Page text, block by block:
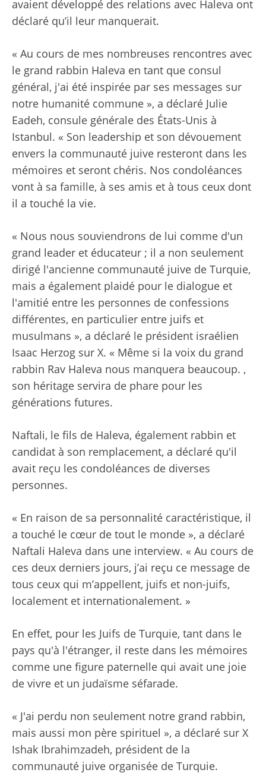
avaient développé des relations avec Haleva ont
déclaré qu’il leur manquerait.
« Au cours de mes nombreuses rencontres avec
le grand rabbin Haleva en tant que consul
général, j'ai été inspirée par ses messages sur
notre humanité commune », a déclaré Julie
Eadeh, consule générale des États-Unis à
Istanbul. « Son leadership et son dévouement
envers la communauté juive resteront dans les
mémoires et seront chéris. Nos condoléances
vont à sa famille, à ses amis et à tous ceux dont
il a touché la vie.
« Nous nous souviendrons de lui comme d'un
grand leader et éducateur ; il a non seulement
dirigé l'ancienne communauté juive de Turquie,
mais a également plaidé pour le dialogue et
l'amitié entre les personnes de confessions
différentes, en particulier entre juifs et
musulmans », a déclaré le président israélien
Isaac Herzog sur X. « Même si la voix du grand
rabbin Rav Haleva nous manquera beaucoup. ,
son héritage servira de phare pour les
générations futures.
Naftali, le fils de Haleva, également rabbin et
candidat à son remplacement, a déclaré qu'il
avait reçu les condoléances de diverses
personnes.
« En raison de sa personnalité caractéristique, il
a touché le cœur de tout le monde », a déclaré
Naftali Haleva dans une interview. « Au cours de
ces deux derniers jours, j’ai reçu ce message de
tous ceux qui m’appellent, juifs et non-juifs,
localement et internationalement. »
En effet, pour les Juifs de Turquie, tant dans le
pays qu'à l'étranger, il reste dans les mémoires
comme une figure paternelle qui avait une joie
de vivre et un judaïsme séfarade.
« J'ai perdu non seulement notre grand rabbin,
mais aussi mon père spirituel », a déclaré sur X
Ishak Ibrahimzadeh, président de la
communauté juive organisée de Turquie.